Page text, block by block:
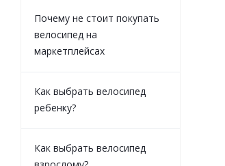
Почему не стоит покупать
велосипед на
маркетплейсах
Как выбрать велосипед
ребенку?
Как выбрать велосипед